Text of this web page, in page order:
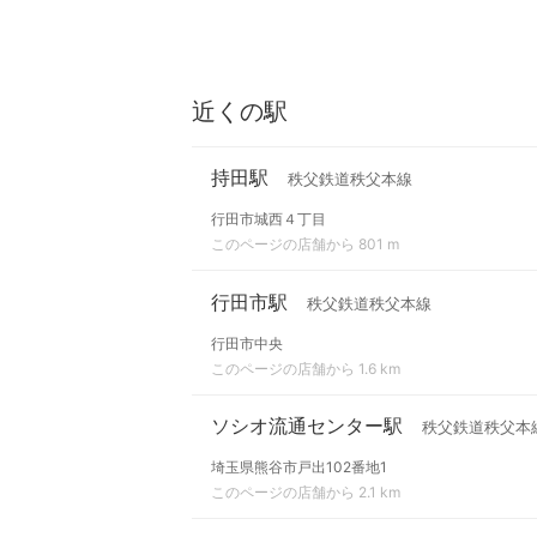
近くの駅
持田駅 秩父鉄道秩父本線
行田市城西４丁目
このページの店舗から 801 m
行田市駅 秩父鉄道秩父本線
行田市中央
このページの店舗から 1.6 km
ソシオ流通センター駅 秩父鉄道秩父本
埼玉県熊谷市戸出102番地1
このページの店舗から 2.1 km